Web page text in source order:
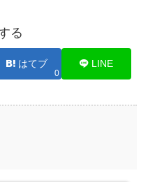
る
はてブ
0
LINE